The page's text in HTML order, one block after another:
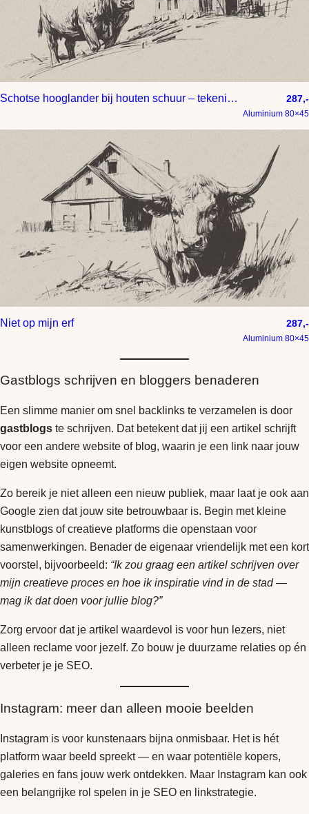
Schotse hooglander bij houten schuur – tekening op papier met taupe achtergrond 287,-
Aluminium 80×45
Niet op mijn erf 287,-
Aluminium 80×45
Gastblogs schrijven en bloggers benaderen
Een slimme manier om snel backlinks te verzamelen is door
gastblogs te schrijven. Dat betekent dat jij een artikel schrijft
voor een andere website of blog, waarin je een link naar jouw
eigen website opneemt.
Zo bereik je niet alleen een nieuw publiek, maar laat je ook aan
Google zien dat jouw site betrouwbaar is. Begin met kleine
kunstblogs of creatieve platforms die openstaan voor
samenwerkingen. Benader de eigenaar vriendelijk met een kort
voorstel, bijvoorbeeld: “Ik zou graag een artikel schrijven over
mijn creatieve proces en hoe ik inspiratie vind in de stad —
mag ik dat doen voor jullie blog?”
Zorg ervoor dat je artikel waardevol is voor hun lezers, niet
alleen reclame voor jezelf. Zo bouw je duurzame relaties op én
verbeter je je SEO.
Instagram: meer dan alleen mooie beelden
Instagram is voor kunstenaars bijna onmisbaar. Het is hét
platform waar beeld spreekt — en waar potentiële kopers,
galeries en fans jouw werk ontdekken. Maar Instagram kan ook
een belangrijke rol spelen in je SEO en linkstrategie.